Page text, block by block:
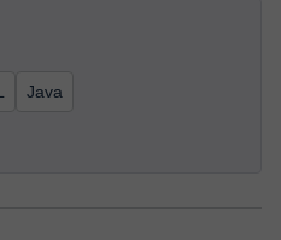
Java